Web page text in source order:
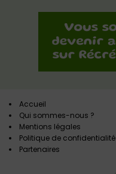
Accueil
Qui sommes-nous ?
Mentions légales
Politique de confidentialité
Partenaires